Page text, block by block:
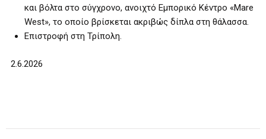
και βόλτα στο σύγχρονο, ανοιχτό Εμπορικό Κέντρο «Mare
West», το οποίο βρίσκεται ακριβώς δίπλα στη θάλασσα.
Επιστροφή στη Τρίπολη.
2.6.2026